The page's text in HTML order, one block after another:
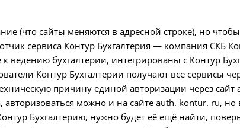
(что сайты меняются в адресной строке), но
сервиса Контур Бухгалтерия — компания СКБ
бухгалтерии, интегрированы с Контур
Контур Бухгалтерии получают все сервисы
причину единой авторизации через сайт
можно и на сайте auth. kontur. ru,
Бухгалтерию, нужно будет её ещё найти,